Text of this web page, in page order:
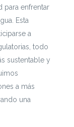
para enfrentar
Esta
a
todo
sustentable y
a más
una